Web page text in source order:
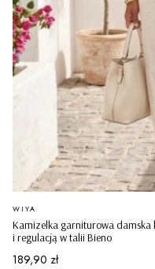
Kamizelka garniturowa
i regulacją w talii Bieno
PRODUCENT
WIYA
Cena
189,90 zł